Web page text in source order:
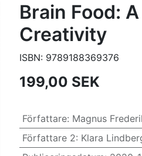
Brain Food:
Creativity
ISBN: 9789188369376
199,00 SEK
Författare: Magnus
Författare 2: Klara